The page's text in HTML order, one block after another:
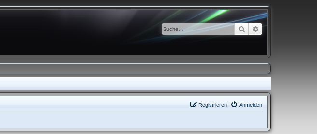
Suche Erweiterte Suche
Anmelden
Registrieren